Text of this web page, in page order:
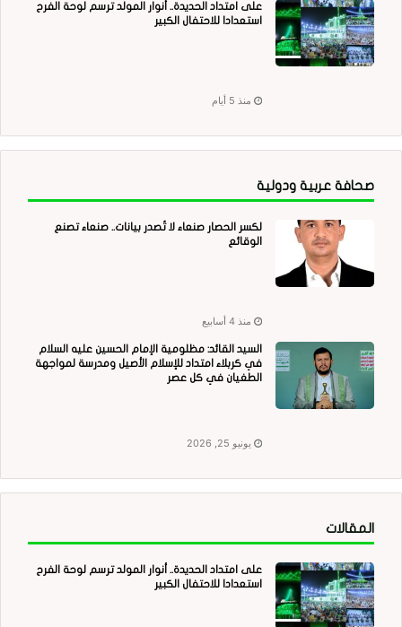
على امتداد الحديدة.. أنوار المولد ترسم لوحة الفرح
استعدادا للاحتفال الكبير
منذ 5 أيام
صحافة عربية ودولية
لكسر الحصار صنعاء لا تُصدر بيانات.. صنعاء تصنع
الوقائع
منذ 4 أسابيع
السيد القائد: مظلومية الإمام الحسين عليه السلام
في كربلاء امتداد للإسلام الأصيل ومدرسة لمواجهة
الطغيان في كل عصر
يونيو 25, 2026
المقالات
على امتداد الحديدة.. أنوار المولد ترسم لوحة الفرح
استعدادا للاحتفال الكبير